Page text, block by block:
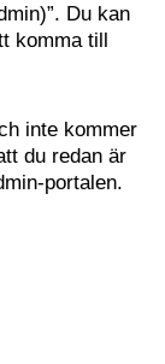
Du kan
komma till
inte kommer
du redan är
portalen.